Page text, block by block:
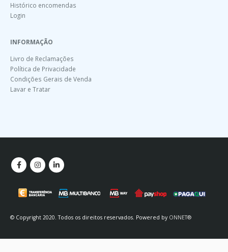
Histórico encomendas
Login
INFORMAÇÃO
Livro de Reclamações
Política de Privacidade
Condições Gerais de Venda
Lavar e Tratar
© Copyright 2020. Todos os direitos reservados. Powered by ONNET®